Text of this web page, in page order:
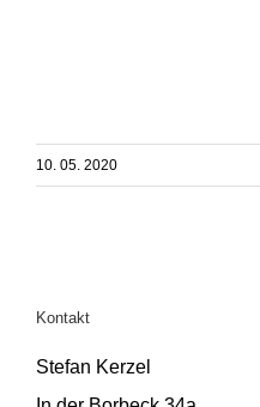
10. 05. 2020
Kontakt
Stefan Kerzel